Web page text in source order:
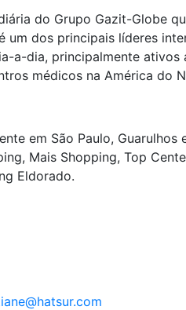
do Grupo Gazit-Globe
um dos principais líderes
a-dia, principalmente
médicos na América do
em São Paulo,
Mais Shopping, Top
Eldorado.